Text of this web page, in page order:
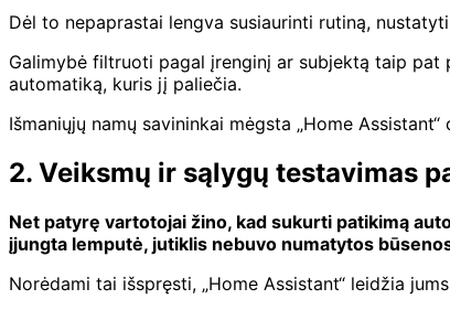
Dėl to nepaprastai lengva susiaurinti rutiną,
Galimybė filtruoti pagal įrenginį ar subjektą taip
automatiką, kuris jį paliečia.
Išmaniųjų namų savininkai mėgsta „Home
2. Veiksmų ir sąlygų testavimas
Net patyrę vartotojai žino, kad sukurti patikimą
įjungta lemputė, jutiklis nebuvo numatytos
Norėdami tai išspręsti, „Home Assistant“ leidžia